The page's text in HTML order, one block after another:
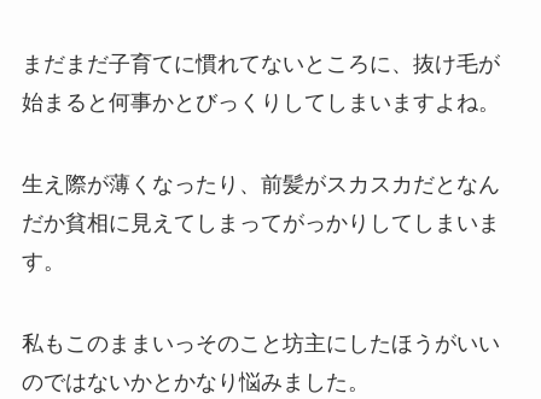
まだまだ子育てに慣れてないところに、抜け毛が
始まると何事かとびっくりしてしまいますよね。
生え際が薄くなったり、前髪がスカスカだとなん
だか貧相に見えてしまってがっかりしてしまいま
す。
私もこのままいっそのこと坊主にしたほうがいい
のではないかとかなり悩みました。